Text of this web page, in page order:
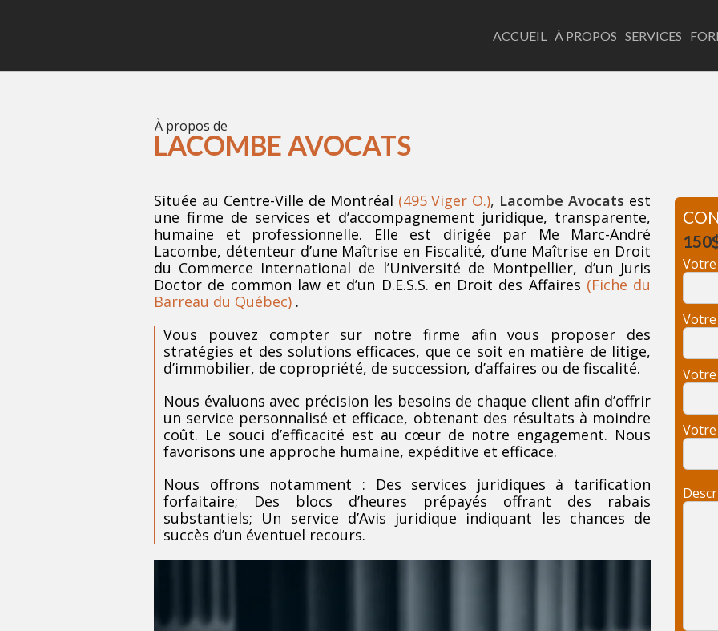
LACOMBE AVOCATS
ACCUEIL À PROPOS SERVICES
À propos de
LACOMBE AVOCATS
Située au Centre-Ville de Montréal (495 Viger O.), Lacombe Avocats est
une firme de services et d’accompagnement juridique, transparente,
humaine et professionnelle. Elle est dirigée par Me Marc-André
Lacombe, détenteur d’une Maîtrise en Fiscalité, d’une Maîtrise en Droit
du Commerce International de l’Université de Montpellier, d’un Juris
Doctor de common law et d’un D.E.S.S. en Droit des Affaires (Fiche du
Barreau du Québec) .
Vous pouvez compter sur notre firme afin vous proposer des
stratégies et des solutions efficaces, que ce soit en matière de litige,
d’immobilier, de copropriété, de succession, d’affaires ou de fiscalité.
Nous évaluons avec précision les besoins de chaque client afin d’offrir
un service personnalisé et efficace, obtenant des résultats à moindre
coût. Le souci d’efficacité est au cœur de notre engagement. Nous
favorisons une approche humaine, expéditive et efficace.
Nous offrons notamment : Des services juridiques à tarification
forfaitaire; Des blocs d’heures prépayés offrant des rabais
substantiels; Un service d’Avis juridique indiquant les chances de
succès d’un éventuel recours.